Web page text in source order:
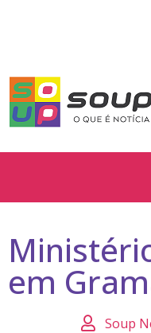
em
Soup